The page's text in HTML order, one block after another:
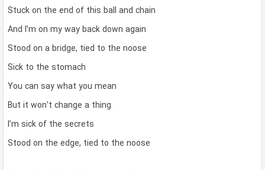
Stuck on the end of this ball and chain
And I’m on my way back down again
Stood on a bridge, tied to the noose
Sick to the stomach
You can say what you mean
But it won’t change a thing
I’m sick of the secrets
Stood on the edge, tied to the noose